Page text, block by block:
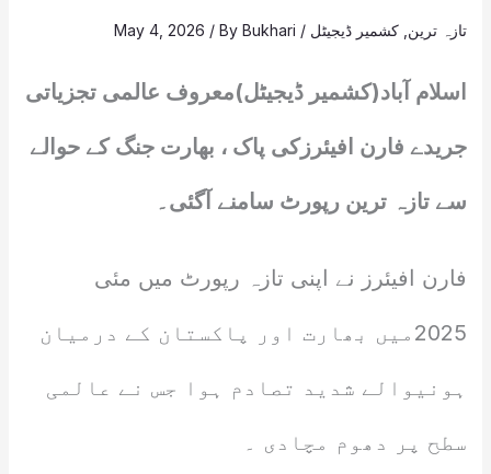
تازہ ترین کشمیر ڈیجیٹل /
May 4, 2026 / ByBukhari
اسلام آباد(کشمیر ڈیجیٹل)معروف عالمی تجزیاتی
جریدے فارن افیئرزکی پاک ، بھارت جنگ کے حوالے
سے تازہ ترین رپورٹ سامنے آگئی۔
فارن افیئرز نے اپنی تازہ رپورٹ میں مئی
2025میں بھارت اور پاکستان کے درمیان
ہونیوالے شدید تصادم ہوا جس نے عالمی
سطح پر دھوم مچادی ۔